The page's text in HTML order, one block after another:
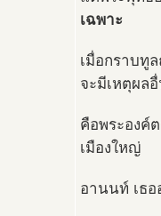
เฉพาะ
เมื่อกราบทู
จะมีเหตุผล
คือพระองค์
เมืองใหญ่
อานนท์ เธอ